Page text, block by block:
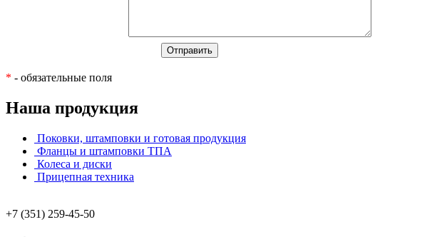
* - обязательные поля
Наша продукция
Поковки, штамповки и готовая продукция
Фланцы и штамповки ТПА
Колеса и диски
Прицепная техника
+7 (351) 259-45-50